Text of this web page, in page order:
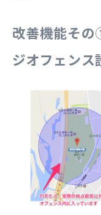
改善機能そ
ジオフェンス